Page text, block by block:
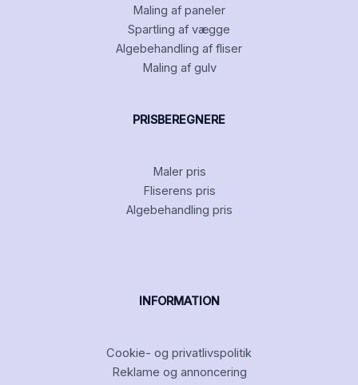
Maling af paneler
Spartling af vægge
Algebehandling af fliser
Maling af gulv
PRISBEREGNERE
Maler pris
Fliserens pris
Algebehandling pris
INFORMATION
Cookie- og privatlivspolitik
Reklame og annoncering